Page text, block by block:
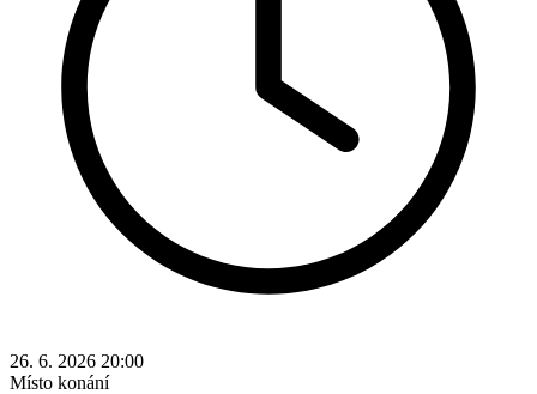
26. 6. 2026 20:00
Místo konání